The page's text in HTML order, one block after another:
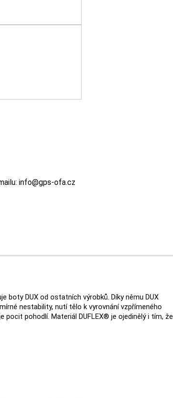
info@gps-ofa.cz
boty DUX od ostatních výrobků. Díky němu DUX
nestability, nutí tělo k vyrovnání vzpřímeného
pohodlí. Materiál DUFLEX® je ojedinělý i tím, že